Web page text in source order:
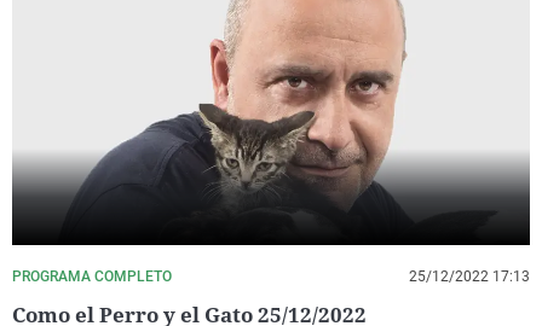
PROGRAMA COMPLETO 25/12/2022 17:13
Como el Perro y el Gato 25/12/2022